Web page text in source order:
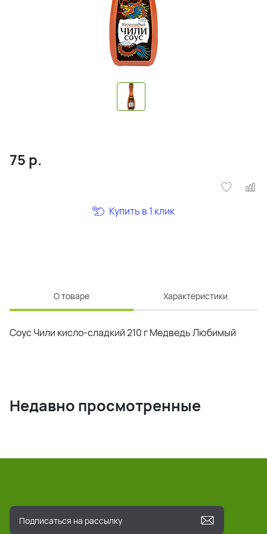
75 р.
Купить в 1 клик
О товаре Характеристики
Соус Чили кисло-сладкий 210 г Медведь Любимый
Недавно просмотренные